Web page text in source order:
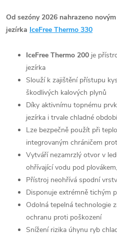
Od sezóny 2026 nahrazeno
jezírka IceFree Thermo 330
IceFree Thermo 200 je
jezírka
Slouží k zajištění přístupu
škodlivých kalových plynů
Díky aktivnímu topnému
jezírka i trvale chladné
Lze bezpečně použít při
integrovaným chráničem
Vytváří nezamrzlý otvor v
ohřívající vodu pod
Přístroj neohřívá spodní
Disponuje extrémně tichým
Odolná tepelná technologie
ochranu proti poškození
Snížení rizika úhynu ryb